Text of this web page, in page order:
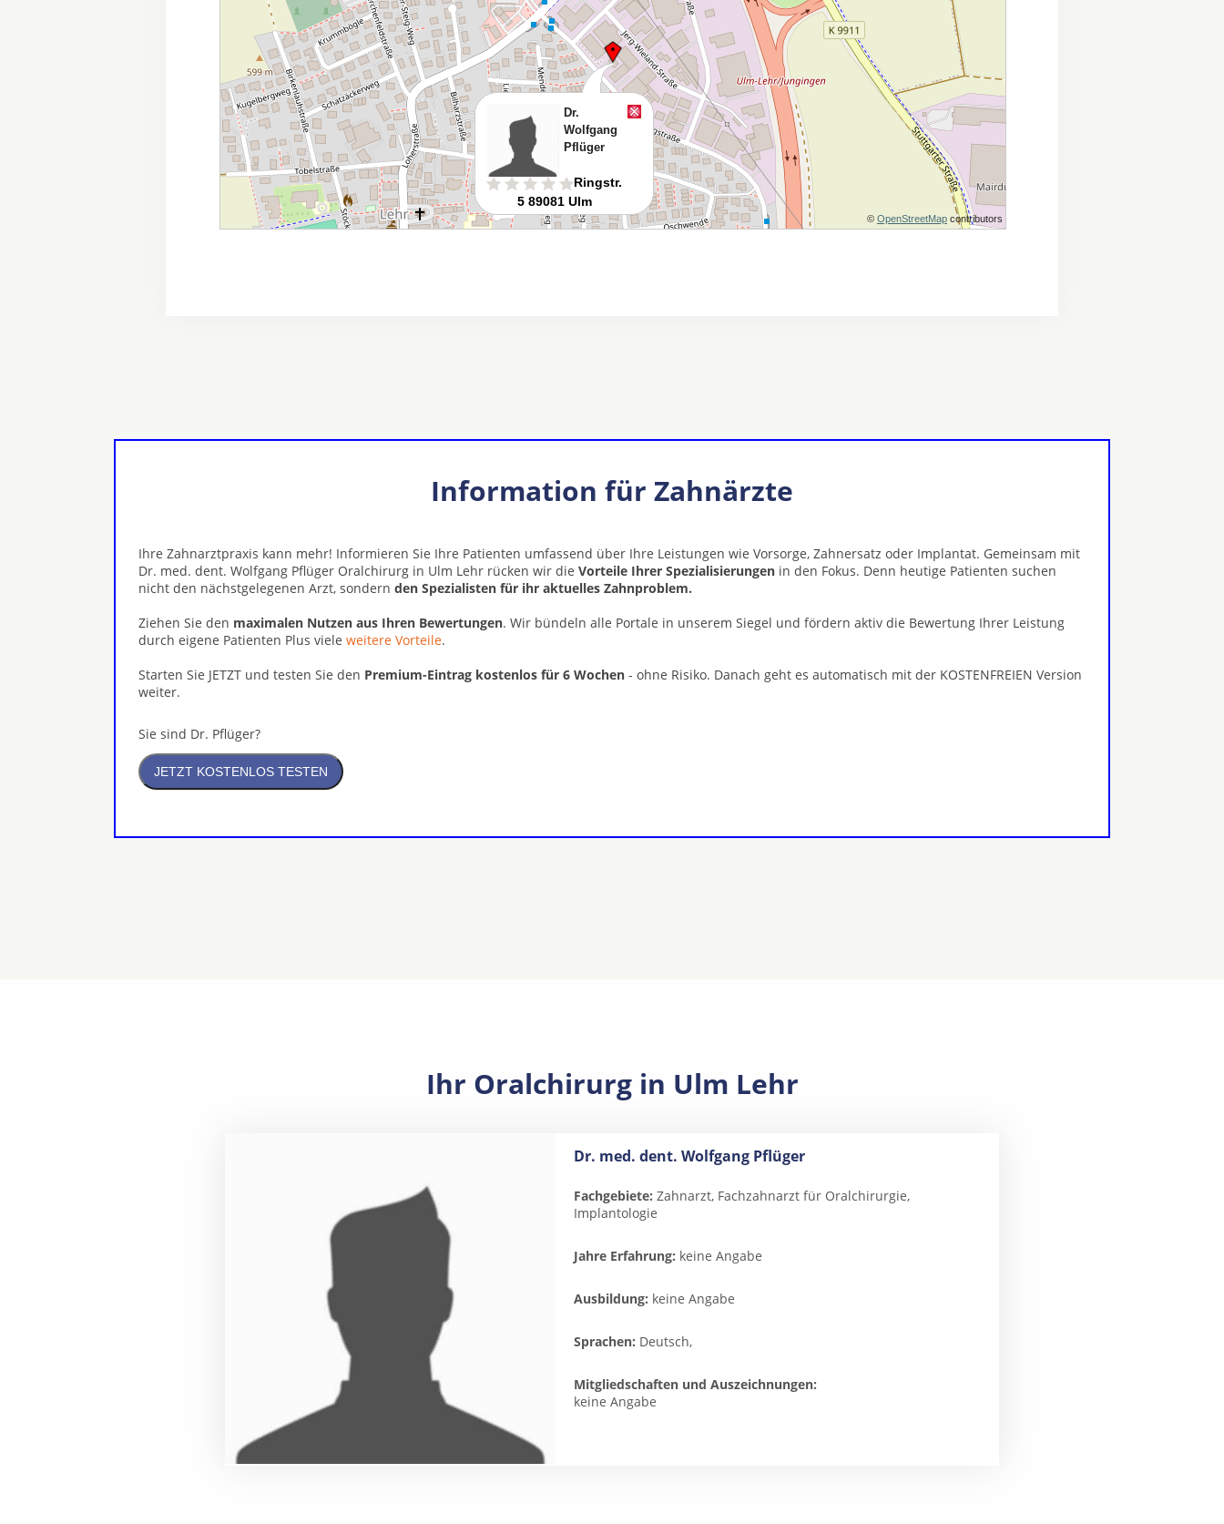
Information für Zahnärzte
Ihre Zahnarztpraxis kann mehr! Informieren Sie Ihre Patienten umfassend über Ihre Leistungen wie Vorsorge, Zahnersatz oder Implantat. Gemeinsam mit
Dr. med. dent. Wolfgang Pflüger Oralchirurg in Ulm Lehr rücken wir die Vorteile Ihrer Spezialisierungen in den Fokus. Denn heutige Patienten suchen
nicht den nächstgelegenen Arzt, sondern den Spezialisten für ihr aktuelles Zahnproblem.
Ziehen Sie den maximalen Nutzen aus Ihren Bewertungen. Wir bündeln alle Portale in unserem Siegel und fördern aktiv die Bewertung Ihrer Leistung
durch eigene Patienten Plus viele weitere Vorteile.
Starten Sie JETZT und testen Sie den Premium-Eintrag kostenlos für 6 Wochen - ohne Risiko. Danach geht es automatisch mit der KOSTENFREIEN Version
weiter.
Sie sind Dr. Pflüger?
Ihr Oralchirurg in Ulm Lehr
Dr. med. dent. Wolfgang Pflüger
Fachgebiete: Zahnarzt, Fachzahnarzt für Oralchirurgie,
Implantologie
Jahre Erfahrung: keine Angabe
Ausbildung: keine Angabe
Sprachen: Deutsch,
Mitgliedschaften und Auszeichnungen:
keine Angabe